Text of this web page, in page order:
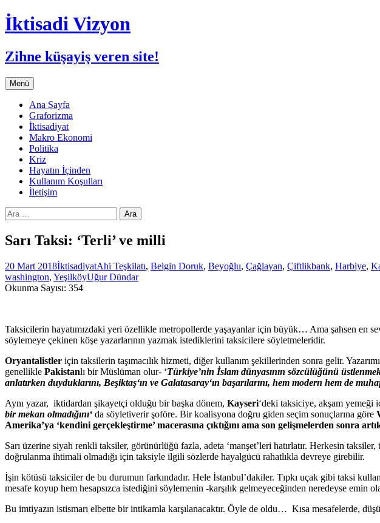
İktisadi Vizyon
Zihne küşayiş veren site!
Menü İçeriğe
atla
Ana Sayfa
Graforizma
İktisadiyat
Makro Ekonomi
Politika
Kriz
Hayatın İçinden
Kullanım Koşulları
İletişim
Arama:
Sarı Taksi: ‘Terli’ ve milli
20 Mart 2018İktisadiyatAhi Teşkilatı, Belgin Doruk, Beyoğlu, Çağlayan, Çiftlikbank, Harbiye,
washington, YeşilköyUğur Dündar
Okunma Sayısı: 354
Taksicilerin hayatımızdaki yeri özellikle metropollerde yaşayanlar için büyük… Ama şahsen en
söylemeye çekinen köşe yazarlarının yazmak istediklerini taksicilere söyletmeleridir.
Oryantalistler için taksilerin taşımacılık hizmeti, diğer kullanım şekillerinden sonra gelir.
genellikle Pakistanlı bir Müslüman olur- ‘Türkiye’nin İslam dünyasının sözcülüğünü
anlatırken duyduklarını, Beşiktaş‘ın ve Galatasaray‘ın başarılarını, hem modern hem de
Aynı yazar, iktidardan şikayetçi olduğu bir başka dönem, Kayseri‘deki taksiciye, akşam yemeği
birmekan olmadığını‘ da söyletiverir şoföre. Bir koalisyona doğru giden seçim sonuçlarına göre
Amerika’ya ‘kendini gerçekleştirme’ macerasına çıktığını ama son gelişmelerden sonra
Sarı üzerine siyah renkli taksiler, görünürlüğü fazla, adeta ‘manşet’leri hatırlatır. Herkesin
doğrulanma ihtimali olmadığı için taksiyle ilgili sözlerde hayalgücü rahatlıkla devreye girebilir.
İşin kötüsü taksiciler de bu durumun farkındadır. Hele İstanbul’dakiler. Tıpkı uçak gibi taksi
mesafe koyup hem hesapsızca istediğini söylemenin -karşılık gelmeyeceğinden neredeyse
Bu imtiyazın istismarı elbette bir intikamla karşılanacaktır. Öyle de oldu… Kısa mesafelerde,